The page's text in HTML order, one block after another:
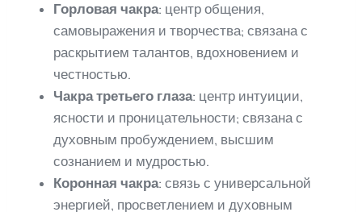
Горловая чакра: центр общения,
самовыражения и творчества; связана с
раскрытием талантов, вдохновением и
честностью.
Чакра третьего глаза: центр интуиции,
ясности и проницательности; связана с
духовным пробуждением, высшим
сознанием и мудростью.
Коронная чакра: связь с универсальной
энергией, просветлением и духовным